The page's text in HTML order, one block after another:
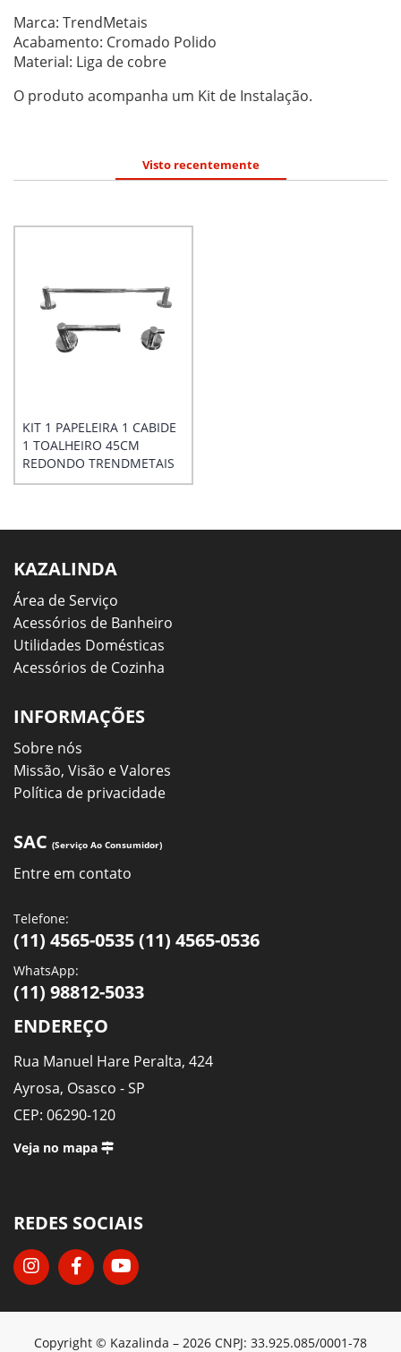
Marca: TrendMetais
Acabamento: Cromado Polido
Material: Liga de cobre
O produto acompanha um Kit de Instalação.
Visto recentemente
KIT 1 PAPELEIRA 1 CABIDE
1 TOALHEIRO 45CM
REDONDO TRENDMETAIS
KAZALINDA
Área de Serviço
Acessórios de Banheiro
Utilidades Domésticas
Acessórios de Cozinha
INFORMAÇÕES
Sobre nós
Missão, Visão e Valores
Política de privacidade
SAC (Serviço Ao Consumidor)
Entre em contato
Telefone:
(11) 4565-0535 (11) 4565-0536
WhatsApp:
(11) 98812-5033
ENDEREÇO
Rua Manuel Hare Peralta, 424
Ayrosa, Osasco - SP
CEP: 06290-120
Veja no mapa
REDES SOCIAIS
Copyright © Kazalinda – 2026 CNPJ: 33.925.085/0001-78